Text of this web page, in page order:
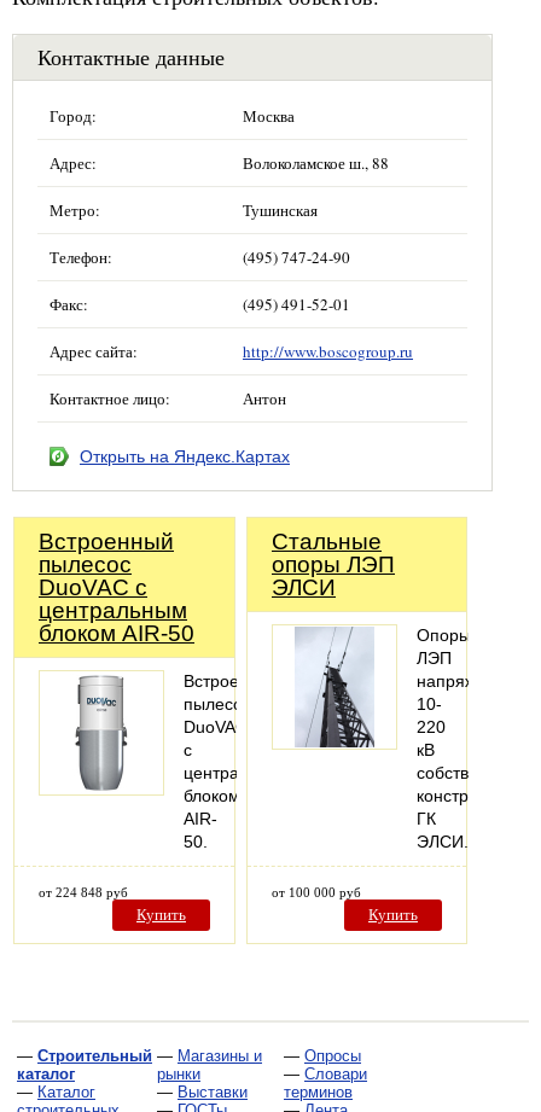
Контактные данные
Город: Москва
Адрес: Волоколамское ш., 88
Метро: Тушинская
Телефон: (495) 747-24-90
Факс: (495) 491-52-01
Адрес сайта: http://www.boscogroup.ru
Контактное лицо: Антон
Открыть на Яндекс.Картах
Встроенный
пылесос
DuoVAC с
центральным
блоком AIR-50
Встроенный
пылесос
DuoVAC
с
центральным
блоком
AIR-
50.
от 224 848 руб
Купить
Стальные
опоры ЛЭП
ЭЛСИ
Опоры
ЛЭП
напряжением
10-
220
кВ
собственной
конструкции
ГК
ЭЛСИ.
от 100 000 руб
Купить
— Строительный
каталог
— Каталог
— Магазины и
рынки
— Выставки
— Опросы
— Словари
терминов